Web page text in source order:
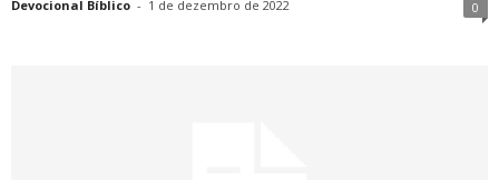
Devocional Bíblico - 1 de dezembro de 2022 0